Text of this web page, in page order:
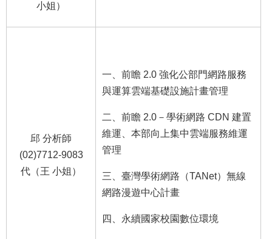
小姐）
邱 分析師
(02)7712-9083
代（王 小姐）
一、前瞻 2.0 強化公部門網路服務
與運算雲端基礎設施計畫管理
二、前瞻 2.0－學術網路 CDN 建置
維運、本部向上集中雲端服務維運
管理
三、臺灣學術網路（TANet）無線
網路漫遊中心計畫
四、永續國家校園數位環境